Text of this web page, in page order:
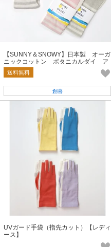
【SUNNY＆SNOWY】日本製 オーガ
ニックコットン ボタニカルダイ ア
ームカバー 接触冷感 紫外線対策
送料無料
創喜
UVガード手袋（指先カット）【レディ
ース】